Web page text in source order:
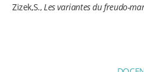
Zizek,S.,Les variantes du freudo-